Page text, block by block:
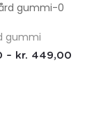
gummi
– kr. 449,00